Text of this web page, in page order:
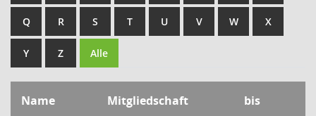
Q R S T U V W X
Y Z Alle
Name Mitgliedschaft bis